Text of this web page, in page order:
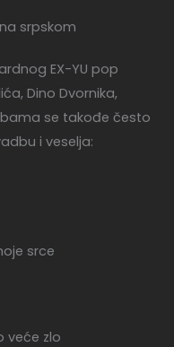
srpskom
EX-YU pop
Dino Dvornika,
se takođe često
i veselja:
srce
veće zlo